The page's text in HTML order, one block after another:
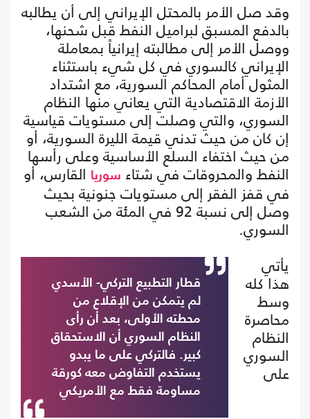
وقد صل الأمر بالمحتل الإيراني إلى أن يطالبه
بالدفع المسبق لبراميل النفط قبل شحنها،
ووصل الأمر إلى مطالبته إيرانياً بمعاملة
الإيراني كالسوري في كل شيء باستثناء
المثول أمام المحاكم السورية، مع اشتداد
الأزمة الاقتصادية التي يعاني منها النظام
السوري، والتي وصلت إلى مستويات قياسية
إن كان من حيث تدني قيمة الليرة السورية، أو
من حيث اختفاء السلع الأساسية وعلى رأسها
النفط والمحروقات في شتاء سوريا القارس، أو
في قفز الفقر إلى مستويات جنونية بحيث
وصل إلى نسبة 92 في المئة من الشعب
السوري.
قطار التطبيع التركي- الأسدي
لم يتمكن من الإقلاع من
محطته الأولى، بعد أن رأى
النظام السوري أن الاستحقاق
كبير. فالتركي على ما يبدو
يستخدم التفاوض معه كورقة
مساومة فقط مع الأمريكي
يأتي
هذا كله
وسط
محاصرة
النظام
السوري
على